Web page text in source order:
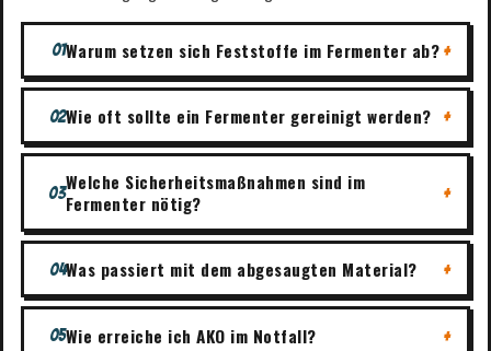
01Warum setzen sich Feststoffe im Fermenter ab?+
02Wie oft sollte ein Fermenter gereinigt werden? +
03Welche Sicherheitsmaßnahmen sind im
Fermenter nötig?
+
04Was passiert mit dem abgesaugten Material? +
05Wie erreiche ich AKO im Notfall? +